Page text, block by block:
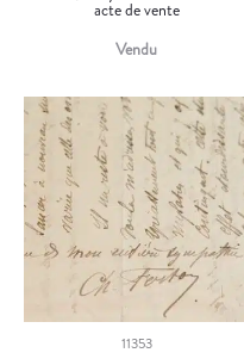
acte de vente
Vendu
11353